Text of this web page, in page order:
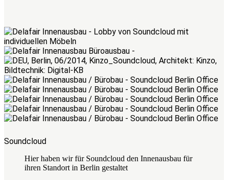
Soundcloud
Hier haben wir für Soundcloud den Innenausbau für
ihren Standort in Berlin gestaltet